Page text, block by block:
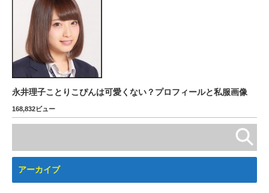
永井理子ことりこぴんは可愛くない？プロフィールと私服画像
168,832ビュー
アーカイブ